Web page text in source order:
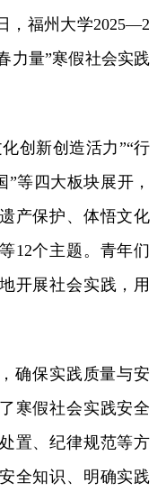
，福州大学2025—2
力量”寒假社会实践
创新创造活力”“行
”等四大板块展开，
产保护、体悟文化
12个主题。青年们
开展社会实践，用
确保实践质量与安
寒假社会实践安全
置、纪律规范等方
全知识、明确实践